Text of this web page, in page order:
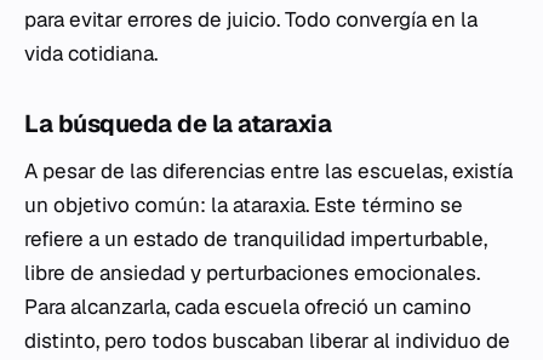
para evitar errores de juicio. Todo convergía en la
vida cotidiana.
La búsqueda de laataraxia
A pesar de las diferencias entre las escuelas, existía
un objetivo común: laataraxia. Este término se
refiere a un estado de tranquilidad imperturbable,
libre de ansiedad y perturbaciones emocionales.
Para alcanzarla, cada escuela ofreció un camino
distinto, pero todos buscaban liberar al individuo de